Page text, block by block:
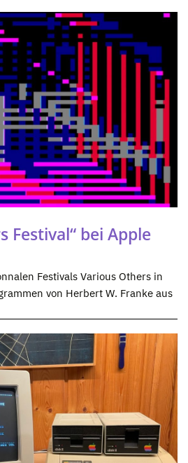
Festival“ bei Apple
Festivals Various Others in
von Herbert W. Franke aus